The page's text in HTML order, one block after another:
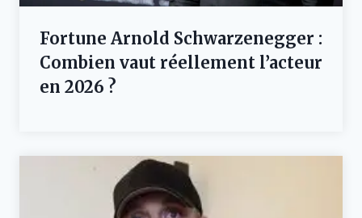
Fortune Arnold Schwarzenegger :
Combien vaut réellement l’acteur
en 2026 ?